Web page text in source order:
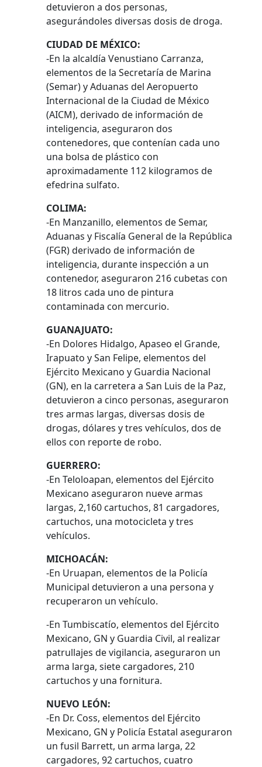
detuvieron a dos personas,
asegurándoles diversas dosis de droga.
CIUDAD DE MÉXICO:
-En la alcaldía Venustiano Carranza,
elementos de la Secretaría de Marina
(Semar) y Aduanas del Aeropuerto
Internacional de la Ciudad de México
(AICM), derivado de información de
inteligencia, aseguraron dos
contenedores, que contenían cada uno
una bolsa de plástico con
aproximadamente 112 kilogramos de
efedrina sulfato.
COLIMA:
-En Manzanillo, elementos de Semar,
Aduanas y Fiscalía General de la República
(FGR) derivado de información de
inteligencia, durante inspección a un
contenedor, aseguraron 216 cubetas con
18 litros cada uno de pintura
contaminada con mercurio.
GUANAJUATO:
-En Dolores Hidalgo, Apaseo el Grande,
Irapuato y San Felipe, elementos del
Ejército Mexicano y Guardia Nacional
(GN), en la carretera a San Luis de la Paz,
detuvieron a cinco personas, aseguraron
tres armas largas, diversas dosis de
drogas, dólares y tres vehículos, dos de
ellos con reporte de robo.
GUERRERO:
-En Teloloapan, elementos del Ejército
Mexicano aseguraron nueve armas
largas, 2,160 cartuchos, 81 cargadores,
cartuchos, una motocicleta y tres
vehículos.
MICHOACÁN:
-En Uruapan, elementos de la Policía
Municipal detuvieron a una persona y
recuperaron un vehículo.
-En Tumbiscatío, elementos del Ejército
Mexicano, GN y Guardia Civil, al realizar
patrullajes de vigilancia, aseguraron un
arma larga, siete cargadores, 210
cartuchos y una fornitura.
NUEVO LEÓN:
-En Dr. Coss, elementos del Ejército
Mexicano, GN y Policía Estatal aseguraron
un fusil Barrett, un arma larga, 22
cargadores, 92 cartuchos, cuatro